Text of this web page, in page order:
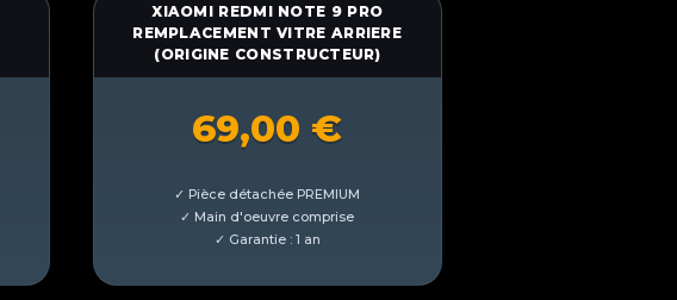
XIAOMI REDMI NOTE 9 PRO
REMPLACEMENT VITRE ARRIERE
(ORIGINE CONSTRUCTEUR)
69,00 €